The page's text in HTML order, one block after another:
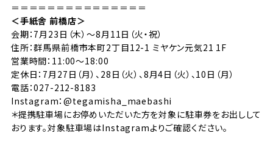
＝＝＝＝＝＝＝＝＝＝＝＝＝＝＝
＜手紙舎 前橋店＞
会期：7月23日（木）〜8月11日（火・祝）
住所：群馬県前橋市本町2丁目12-1 ミヤケン元気21 1F
営業時間：11:00〜18:00
定休日：7月27日（月）、28日（火）、8月4日（火）、10日（月）
電話：027-212-8183
Instagram：@tegamisha_maebashi
＊提携駐車場にお停めいただいた方を対象に駐車券をお出しして
おります。対象駐車場はInstagramよりご確認ください。